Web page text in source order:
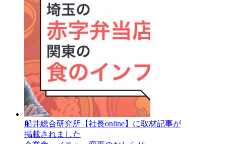
船井総合研究所【社長online】に取材記事が
掲載されました